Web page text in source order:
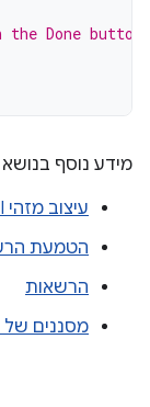
Done button
מידע נוסף
עיצוב מזהי URI של תוכן
הטמעת
הרשאות
מסננים של Intent וכוונות